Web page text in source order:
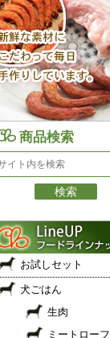
商品検索
お試しセット
犬ごはん
生肉
ミートローフ